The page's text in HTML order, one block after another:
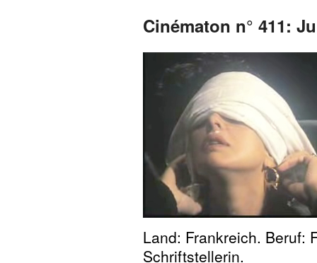
Cinématon n° 411:
Land: Frankreich. Beruf:
Schriftstellerin.